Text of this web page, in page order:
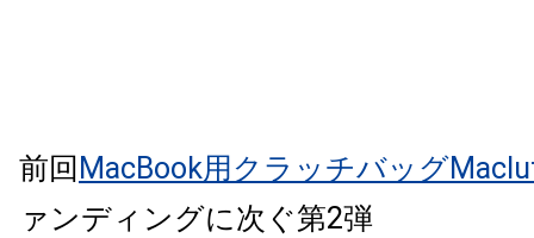
前回 MacBook用クラッチバッグ
ァンディングに次ぐ第2弾